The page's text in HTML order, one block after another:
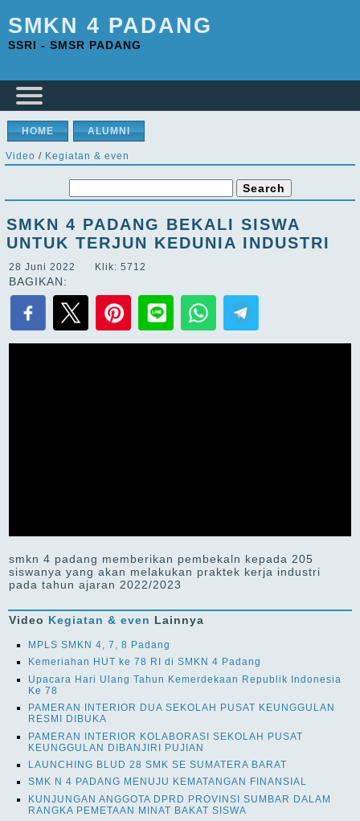
SMKN 4 PADANG
SSRI - SMSR PADANG
HOME ALUMNI
Video / Kegiatan & even
SMKN 4 PADANG BEKALI SISWA
UNTUK TERJUN KEDUNIA INDUSTRI
28 Juni 2022 Klik: 5712
BAGIKAN:
smkn 4 padang memberikan pembekaln kepada 205
siswanya yang akan melakukan praktek kerja industri
pada tahun ajaran 2022/2023
Video Kegiatan & even Lainnya
MPLS SMKN 4, 7, 8 Padang
Kemeriahan HUT ke 78 RI di SMKN 4 Padang
Upacara Hari Ulang Tahun Kemerdekaan Republik Indonesia
Ke 78
PAMERAN INTERIOR DUA SEKOLAH PUSAT KEUNGGULAN
RESMI DIBUKA
PAMERAN INTERIOR KOLABORASI SEKOLAH PUSAT
KEUNGGULAN DIBANJIRI PUJIAN
LAUNCHING BLUD 28 SMK SE SUMATERA BARAT
SMK N 4 PADANG MENUJU KEMATANGAN FINANSIAL
KUNJUNGAN ANGGOTA DPRD PROVINSI SUMBAR DALAM
RANGKA PEMETAAN MINAT BAKAT SISWA